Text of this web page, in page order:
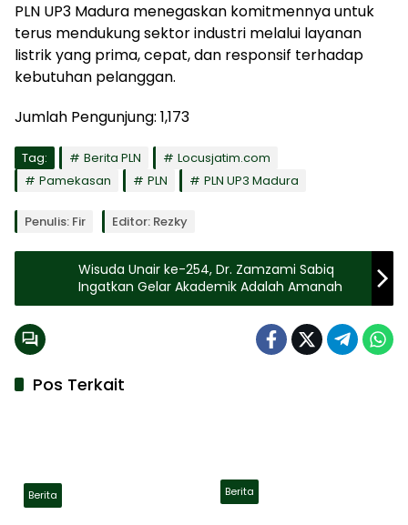
PLN UP3 Madura menegaskan komitmennya untuk
terus mendukung sektor industri melalui layanan
listrik yang prima, cepat, dan responsif terhadap
kebutuhan pelanggan.
Jumlah Pengunjung: 1,173
Tag: Berita PLN
Locusjatim.com
Pamekasan
PLN PLN UP3 Madura
Penulis: Fir Editor: Rezky
Wisuda Unair ke-254, Dr. Zamzami Sabiq
Ingatkan Gelar Akademik Adalah Amanah
Pos Terkait
Berita Berita